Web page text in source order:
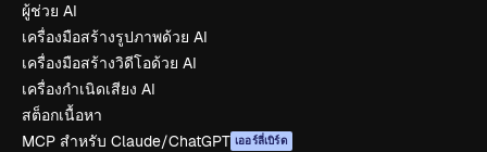
ผู้ช่วย AI
เครื่องมือสร้างรูปภาพด้วย AI
เครื่องมือสร้างวิดีโอด้วย AI
เครื่องกำเนิดเสียง AI
สต็อกเนื้อหา
MCP สำหรับ Claude/ChatGPT เออร์ลี่เบิร์ด